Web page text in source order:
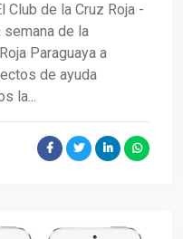
Club de la Cruz Roja -
semana de la
Paraguaya a
de ayuda
la...